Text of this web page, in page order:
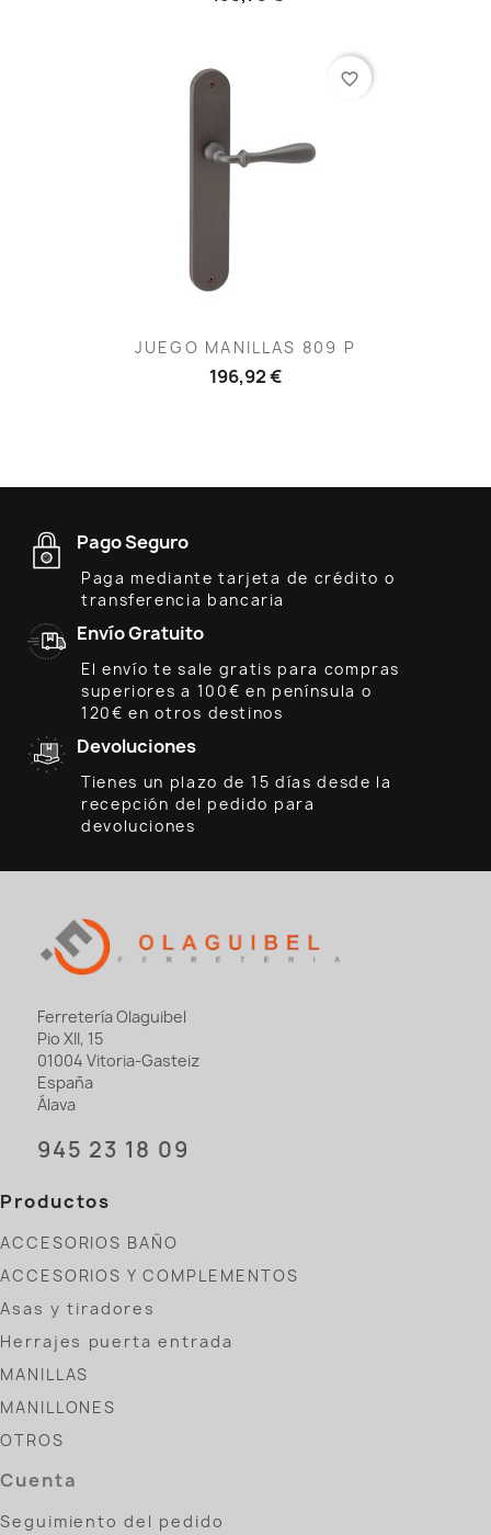
JUEGO MANILLAS 809 P
196,92 €
favorite_border
Pago Seguro
Paga mediante tarjeta de crédito o
transferencia bancaria
Envío Gratuito
El envío te sale gratis para compras
superiores a 100€ en península o
120€ en otros destinos
Devoluciones
Tienes un plazo de 15 días desde la
recepción del pedido para
devoluciones
Ferretería Olaguibel
Pio XII, 15
01004 Vitoria-Gasteiz
España
Álava
945 23 18 09
Productos
ACCESORIOS BAÑO
ACCESORIOS Y COMPLEMENTOS
Asas y tiradores
Herrajes puerta entrada
MANILLAS
MANILLONES
OTROS
Cuenta
Seguimiento del pedido